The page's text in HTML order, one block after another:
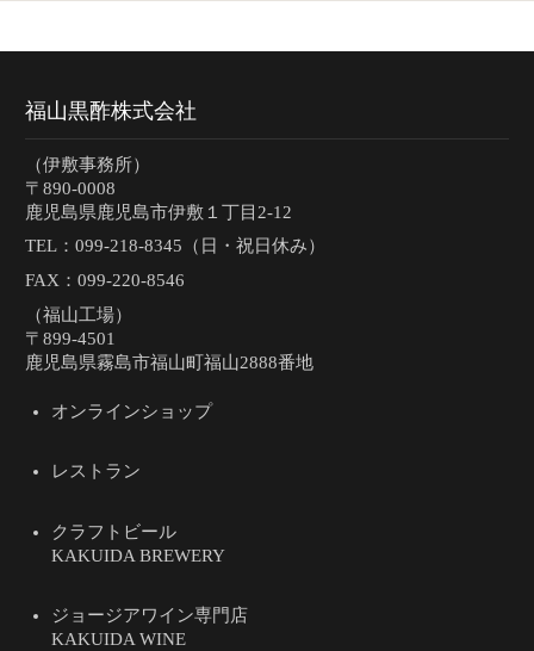
福山黒酢株式会社
（伊敷事務所）
〒890-0008
鹿児島県鹿児島市伊敷１丁目2-12
TEL：099-218-8345（日・祝日休み）
FAX：099-220-8546
（福山工場）
〒899-4501
鹿児島県霧島市福山町福山2888番地
オンラインショップ
レストラン
クラフトビール
KAKUIDA BREWERY
ジョージアワイン専門店
KAKUIDA WINE